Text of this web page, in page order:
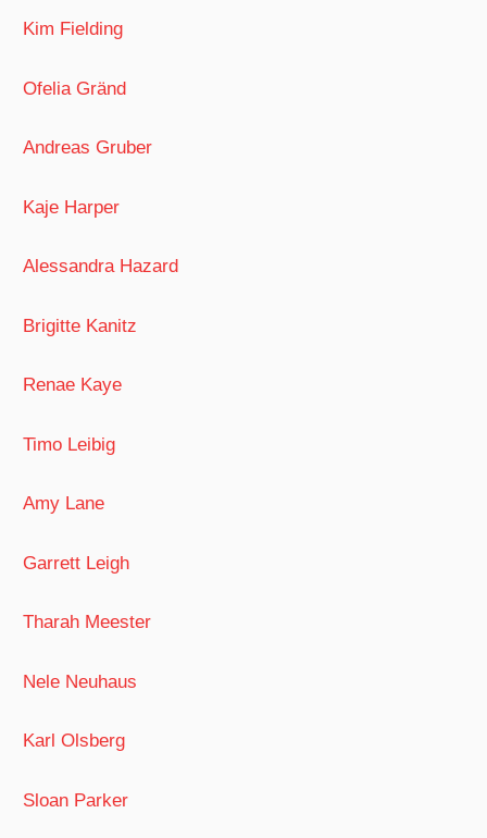
Kim Fielding
Ofelia Gränd
Andreas Gruber
Kaje Harper
Alessandra Hazard
Brigitte Kanitz
Renae Kaye
Timo Leibig
Amy Lane
Garrett Leigh
Tharah Meester
Nele Neuhaus
Karl Olsberg
Sloan Parker